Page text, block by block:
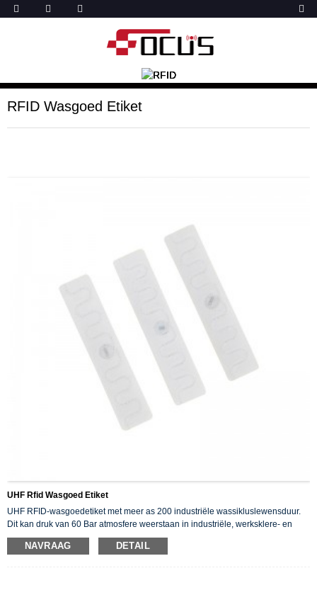
RFID Wasgoed Etiket
UHF Rfid Wasgoed Etiket
UHF RFID-wasgoedetiket met meer as 200 industriële wassikluslewensduur.
Dit kan druk van 60 Bar atmosfere weerstaan ​​in industriële, werksklere- en
mediese wastoepassings met stabiele en betroubare RF-prestasie. Verskeie
installasiewyses is beskikbaar.
NAVRAAG DETAIL